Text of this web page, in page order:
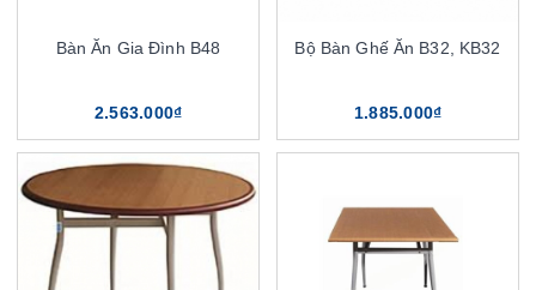
Bàn Ăn Gia Đình B48
2.563.000₫
Bộ Bàn Ghế Ăn B32, KB32
1.885.000₫